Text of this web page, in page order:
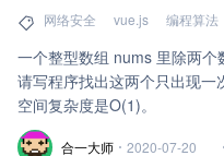
网络安全 vue.js 编程算法
一个整型数组 nums 里除两个
请写程序找出这两个只出现一
空间复杂度是O(1)。
合一大师 2020-07-20